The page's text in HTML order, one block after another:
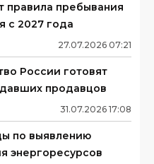
правила пребывания
с 2027 года
27.07.2026 07:21
России готовят
продавцов
31.07.2026 17:08
по выявлению
энергоресурсов